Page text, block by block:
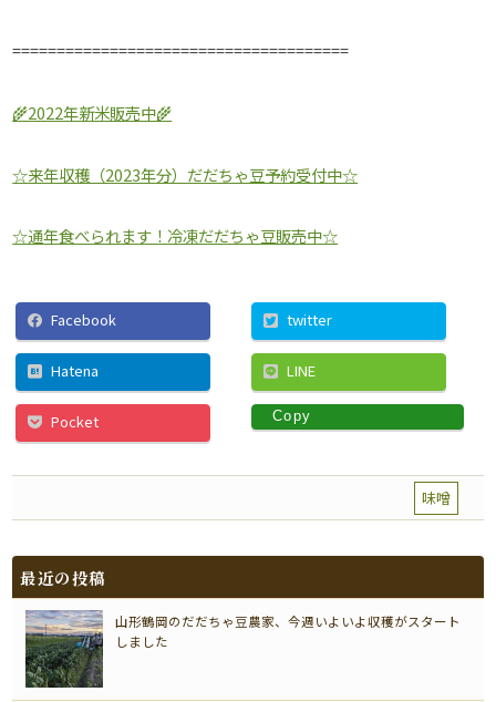
======================================
🌾2022年新米販売中🌾
☆来年収穫（2023年分）だだちゃ豆予約受付中☆
☆通年食べられます！冷凍だだちゃ豆販売中☆
Facebook twitter
Hatena LINE
Pocket Copy
味噌
最近の投稿
山形鶴岡のだだちゃ豆農家、今週いよいよ収穫がスタート
しました